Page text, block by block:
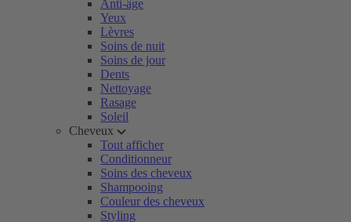
Anti-âge
Yeux
Lèvres
Soins de nuit
Soins de jour
Dents
Nettoyage
Rasage
Soleil
Cheveux
Tout afficher
Conditionneur
Soins des cheveux
Shampooing
Couleur des cheveux
Styling